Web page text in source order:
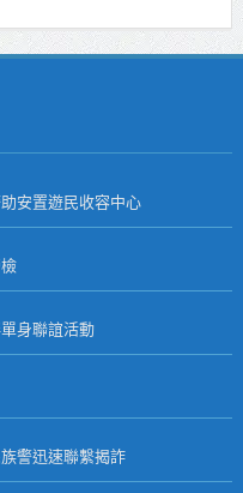
安置遊民收容中心
身聯誼活動
警迅速聯繫揭詐